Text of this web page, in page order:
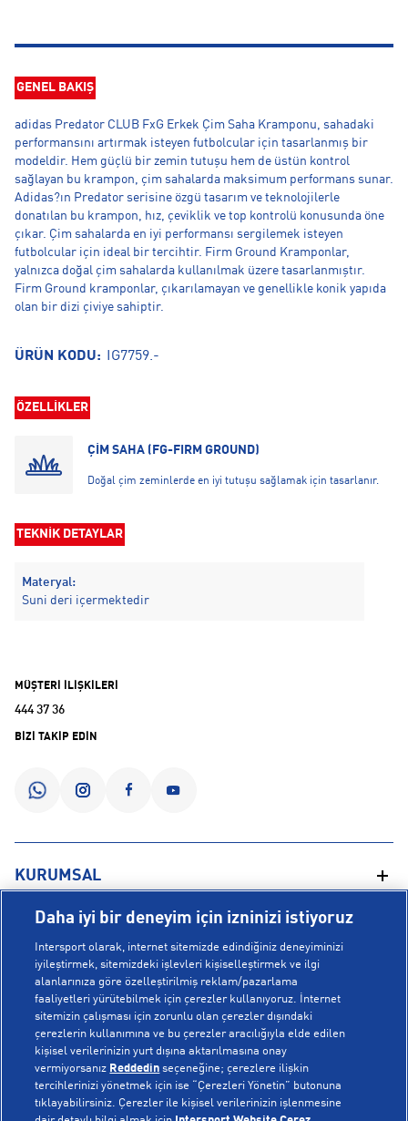
GENEL BAKIŞ
adidas Predator CLUB FxG Erkek Çim Saha Kramponu, sahadaki
performansını artırmak isteyen futbolcular için tasarlanmış bir
modeldir. Hem güçlü bir zemin tutuşu hem de üstün kontrol
sağlayan bu krampon, çim sahalarda maksimum performans sunar.
Adidas?ın Predator serisine özgü tasarım ve teknolojilerle
donatılan bu krampon, hız, çeviklik ve top kontrolü konusunda öne
çıkar. Çim sahalarda en iyi performansı sergilemek isteyen
futbolcular için ideal bir tercihtir. Firm Ground Kramponlar,
yalnızca doğal çim sahalarda kullanılmak üzere tasarlanmıştır.
Firm Ground kramponlar, çıkarılamayan ve genellikle konik yapıda
olan bir dizi çiviye sahiptir.
ÜRÜN KODU: IG7759.-
ÖZELLİKLER
ÇİM SAHA (FG-FIRM GROUND)
Doğal çim zeminlerde en iyi tutuşu sağlamak için tasarlanır.
TEKNİK DETAYLAR
Materyal:
Suni deri içermektedir
MÜŞTERİ İLİŞKİLERİ
444 37 36
BİZİ TAKİP EDİN
KURUMSAL
Hakkımızda
Mağazalarımız
Bilgi Toplumu Hizmetleri
Gizlilik Politikası
İşlem Rehberi
Kampanyalar
YARDIM
Sipariş Takibi
İptal & İade
Sıkça Sorulan Sorular
Yetkili Servis Listesi
POPÜLER KOLEKSİYONLAR
Voleybol Milli Takım Formaları
New Balance 408
© Copyright INTERSPORT 2026
Daha iyi bir deneyim için izninizi istiyoruz
Intersport olarak, internet sitemizde edindiğiniz deneyiminizi
iyileştirmek, sitemizdeki işlevleri kişiselleştirmek ve ilgi
alanlarınıza göre özelleştirilmiş reklam/pazarlama
faaliyetleri yürütebilmek için çerezler kullanıyoruz. İnternet
sitemizin çalışması için zorunlu olan çerezler dışındaki
çerezlerin kullanımına ve bu çerezler aracılığıyla elde edilen
kişisel verilerinizin yurt dışına aktarılmasına onay
vermiyorsanız Reddedin seçeneğine; çerezlere ilişkin
tercihlerinizi yönetmek için ise “Çerezleri Yönetin” butonuna
tıklayabilirsiniz. Çerezler ile kişisel verilerinizin işlenmesine